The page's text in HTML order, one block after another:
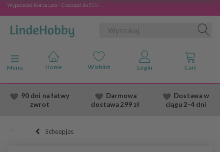
Wyprzedaż Konca Lata - Oszczędź do 50%
Przełącz nawigację
Menu
90 dni na łatwy
zwrot
Darmowa
dostawa299 zł
Dostawaw
ciągu 2-4 dni
Scheepjes